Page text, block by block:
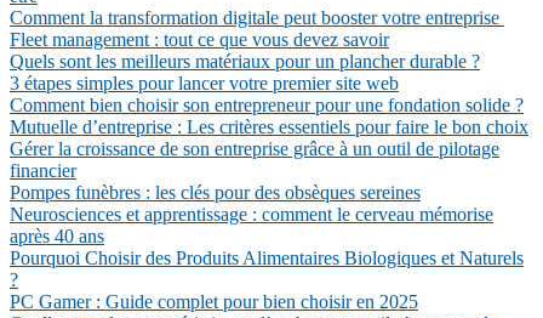
Comment la transformation digitale peut booster votre entreprise
Fleet management : tout ce que vous devez savoir
Quels sont les meilleurs matériaux pour un plancher durable ?
3 étapes simples pour lancer votre premier site web
Comment bien choisir son entrepreneur pour une fondation solide ?
Mutuelle d’entreprise : Les critères essentiels pour faire le bon choix
Gérer la croissance de son entreprise grâce à un outil de pilotage
financier
Pompes funèbres : les clés pour des obsèques sereines
Neurosciences et apprentissage : comment le cerveau mémorise
après 40 ans
Pourquoi Choisir des Produits Alimentaires Biologiques et Naturels
?
PC Gamer : Guide complet pour bien choisir en 2025